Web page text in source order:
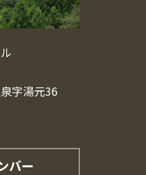
字湯元36
バー